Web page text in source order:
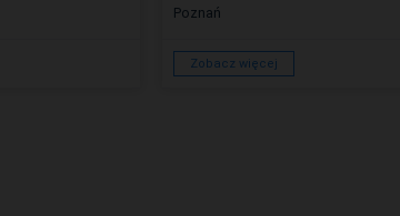
Poznań
Zobacz więcej